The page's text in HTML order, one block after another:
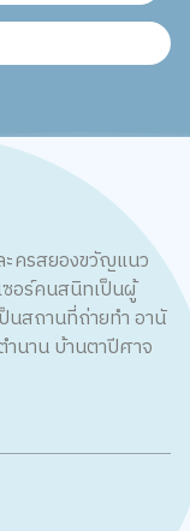
ะครสยองขวัญแนว
ซอร์คนสนิทเป็นผู้
นสถานที่ถ่ายทำ อานั
นาน บ้านตาปีศาจ